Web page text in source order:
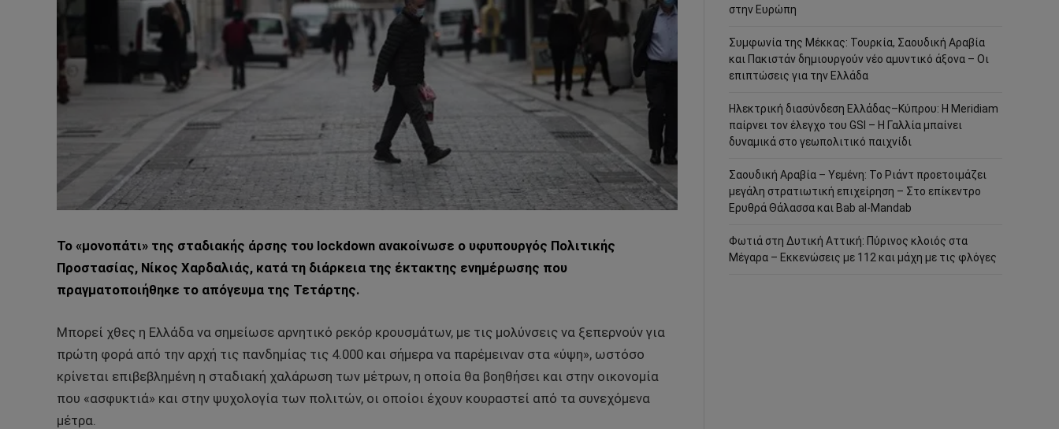
Το «μονοπάτι» της σταδιακής άρσης του lockdown ανακοίνωσε ο υφυπουργός Πολιτικής
Προστασίας, Νίκος Χαρδαλιάς, κατά τη διάρκεια της έκτακτης ενημέρωσης που
πραγματοποιήθηκε το απόγευμα της Τετάρτης.
Μπορεί χθες η Ελλάδα να σημείωσε αρνητικό ρεκόρ κρουσμάτων, με τις μολύνσεις να ξεπερνούν για
πρώτη φορά από την αρχή τις πανδημίας τις 4.000 και σήμερα να παρέμειναν στα «ύψη», ωστόσο
κρίνεται επιβεβλημένη η σταδιακή χαλάρωση των μέτρων, η οποία θα βοηθήσει και στην οικονομία
που «ασφυκτιά» και στην ψυχολογία των πολιτών, οι οποίοι έχουν κουραστεί από τα συνεχόμενα
μέτρα.
στην Ευρώπη
Συμφωνία της Μέκκας: Τουρκία, Σαουδική Αραβία
και Πακιστάν δημιουργούν νέο αμυντικό άξονα – Οι
επιπτώσεις για την Ελλάδα
Ηλεκτρική διασύνδεση Ελλάδας–Κύπρου: Η Meridiam
παίρνει τον έλεγχο του GSI – Η Γαλλία μπαίνει
δυναμικά στο γεωπολιτικό παιχνίδι
Σαουδική Αραβία – Υεμένη: Το Ριάντ προετοιμάζει
μεγάλη στρατιωτική επιχείρηση – Στο επίκεντρο
Ερυθρά Θάλασσα και Bab al-Mandab
Φωτιά στη Δυτική Αττική: Πύρινος κλοιός στα
Μέγαρα – Εκκενώσεις με 112 και μάχη με τις φλόγες